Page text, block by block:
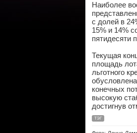
Наиболее
с долей в
15% и 14%
пятидесяти
Текущая
площадь
льготного
конечных
высокую
достигнув
ТЭГ